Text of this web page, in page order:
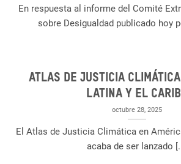
En respuesta al informe del Comité
sobre Desigualdad publicado hoy
Atlas de Justicia Climática
Latina y el
octubre 28, 2025
El Atlas de Justicia Climática en
acaba de ser lanzado